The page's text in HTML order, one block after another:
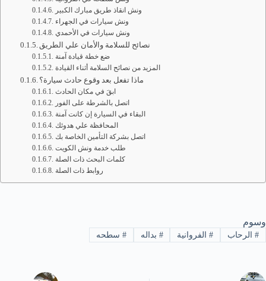
ونش انقاذ طريق مبارك الكبير
ونش سيارات في الجهراء
ونش سيارات في الأحمدي
نصائح للسلامة والأمان علي الطريق
ضع خطة قيادة آمنة
المزيد من نصائح السلامة أثناء القيادة
ماذا تفعل بعد وقوع حادث سيارة؟
ابقَ في مكان الحادث
اتصل بالشرطة على الفور
البقاء في السيارة إن كانت آمنة
المحافظة علي هدوئك
اتصل بشركة التأمين الخاصة بك
طلب خدمة ونش الكويت
كلمات البحث ذات الصلة
روابط ذات الصلة
وسوم
#الرحاب #الفروانية # بداله # سطحه